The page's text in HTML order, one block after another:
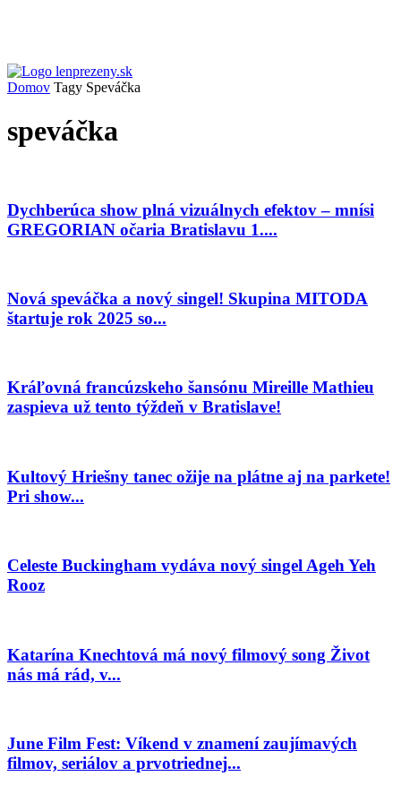
Domov Tagy Speváčka
speváčka
Dychberúca show plná vizuálnych efektov – mnísi
GREGORIAN očaria Bratislavu 1....
Nová speváčka a nový singel! Skupina MITODA
štartuje rok 2025 so...
Kráľovná francúzskeho šansónu Mireille Mathieu
zaspieva už tento týždeň v Bratislave!
Kultový Hriešny tanec ožije na plátne aj na parkete!
Pri show...
Celeste Buckingham vydáva nový singel Ageh Yeh
Rooz
Katarína Knechtová má nový filmový song Život
nás má rád, v...
June Film Fest: Víkend v znamení zaujímavých
filmov, seriálov a prvotriednej...